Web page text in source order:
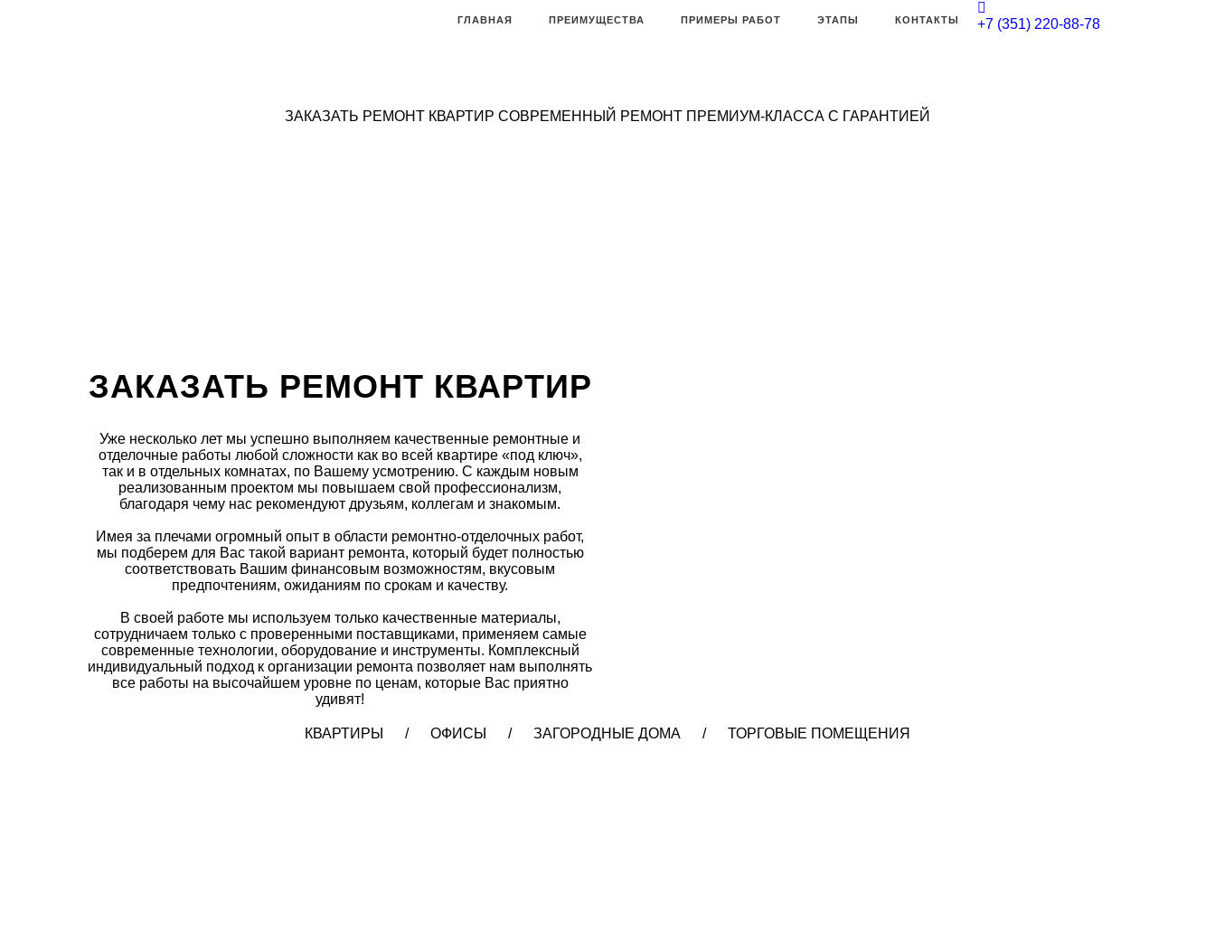
+7 (351) 220-88-78
ГЛАВНАЯ ПРЕИМУЩЕСТВА ПРИМЕРЫ РАБОТ ЭТАПЫ КОНТАКТЫ
ЗАКАЗАТЬ РЕМОНТ КВАРТИР СОВРЕМЕННЫЙ РЕМОНТ ПРЕМИУМ-КЛАССА С ГАРАНТИЕЙ
ЗАКАЗАТЬ РЕМОНТ КВАРТИР
Уже несколько лет мы успешно выполняем качественные ремонтные и
отделочные работы любой сложности как во всей квартире «под ключ»,
так и в отдельных комнатах, по Вашему усмотрению. С каждым новым
реализованным проектом мы повышаем свой профессионализм,
благодаря чему нас рекомендуют друзьям, коллегам и знакомым.
Имея за плечами огромный опыт в области ремонтно-отделочных работ,
мы подберем для Вас такой вариант ремонта, который будет полностью
соответствовать Вашим финансовым возможностям, вкусовым
предпочтениям, ожиданиям по срокам и качеству.
В своей работе мы используем только качественные материалы,
сотрудничаем только с проверенными поставщиками, применяем самые
современные технологии, оборудование и инструменты. Комплексный
индивидуальный подход к организации ремонта позволяет нам выполнять
все работы на высочайшем уровне по ценам, которые Вас приятно
удивят!
КВАРТИРЫ / ОФИСЫ / ЗАГОРОДНЫЕ ДОМА / ТОРГОВЫЕ ПОМЕЩЕНИЯ